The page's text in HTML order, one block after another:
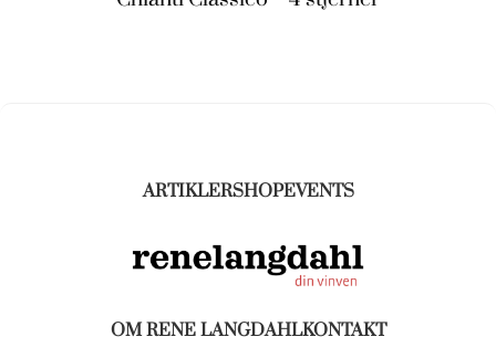
ARTIKLERSHOPEVENTS
OM RENE LANGDAHLKONTAKT